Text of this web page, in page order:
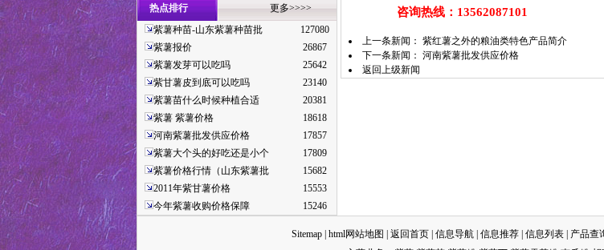
热点排行
更多>>>>
紫薯种苗-山东紫薯种苗批
127080
紫薯报价
26867
紫薯发芽可以吃吗
25642
紫甘薯皮到底可以吃吗
23140
紫薯苗什么时候种植合适
20381
紫薯 紫薯价格
18618
河南紫薯批发供应价格
17857
紫薯大个头的好吃还是小个
17809
紫薯价格行情（山东紫薯批
15682
2011年紫甘薯价格
15553
今年紫薯收购价格保障
15246
咨询热线：13562087101
上一条新闻： 紫红薯之外的粮油类特色产品简介
下一条新闻： 河南紫薯批发供应价格
返回上级新闻
Sitemap| html网站地图 返回首页| 信息导航| 信息推荐| 信息列表| 产品查